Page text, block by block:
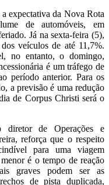
expectativa da Nova Rota
de automóveis, em
Já na sexta-feira (5),
veículos de até 11,7%.
no entanto, o domingo,
é um tráfego de
período anterior. Para os
a previsão é uma redução
de Corpus Christi será o
diretor de Operações e
reforça que o respeito
para uma viagem
é o tempo de reação
graves podem ser as
de pista duplicada,